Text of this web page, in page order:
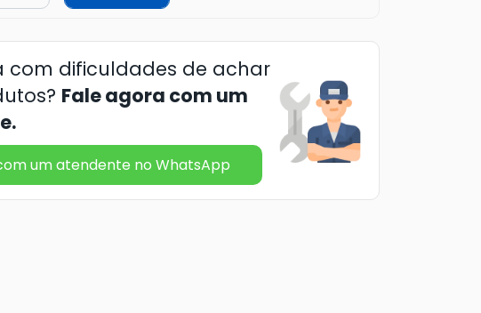
com dificuldades de achar
Fale agora com um
um atendente no WhatsApp